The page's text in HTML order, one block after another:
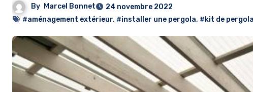
By Marcel Bonnet
24 novembre 2022
#aménagement extérieur, #installer une pergola, #kit de pergola